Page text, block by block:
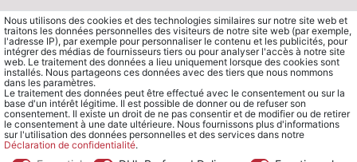
Nous utilisons des cookies et des technologies similaires sur notre site web et
traitons les données personnelles des visiteurs de notre site web (par exemple,
l'adresse IP), par exemple pour personnaliser le contenu et les publicités, pour
intégrer des médias de fournisseurs tiers ou pour analyser l'accès à notre site
web. Le traitement des données a lieu uniquement lorsque des cookies sont
installés. Nous partageons ces données avec des tiers que nous nommons
dans les paramètres.
Le traitement des données peut être effectué avec le consentement ou sur la
base d'un intérêt légitime. Il est possible de donner ou de refuser son
consentement. Il existe un droit de ne pas consentir et de modifier ou de retirer
le consentement à une date ultérieure. Nous fournissons plus d'informations
sur l'utilisation des données personnelles et des services dans notre
Déclaration de confidentialité.